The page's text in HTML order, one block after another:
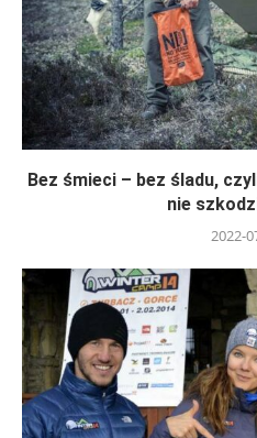
Bez śmieci – bez śladu,
nie
2022-